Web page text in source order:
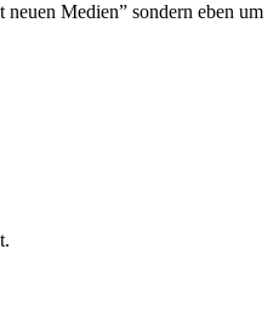
Medien” sondern eben um